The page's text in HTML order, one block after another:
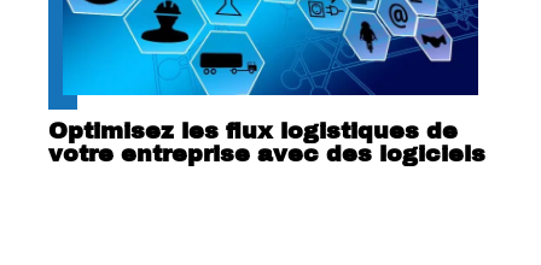
Optimisez les flux logistiques de
votre entreprise avec des logiciels